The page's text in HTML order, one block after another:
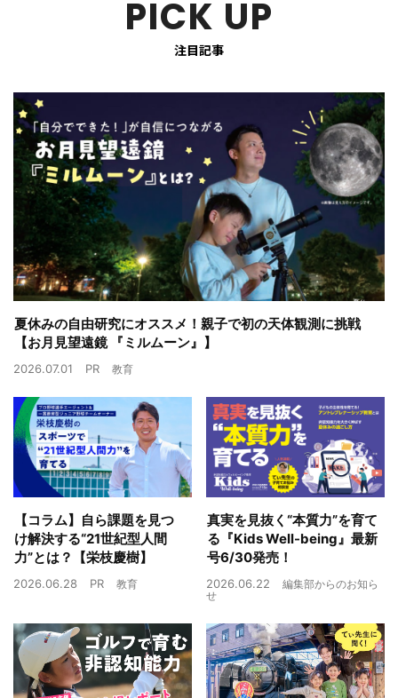
PICK UP
注目記事
夏休みの自由研究にオススメ！親子で初の天体観測に挑戦
【お月見望遠鏡 『ミルムーン』】
2026.07.01 PR 教育
【コラム】自ら課題を見つ
け解決する“21世紀型人間
力”とは？【栄枝慶樹】
2026.06.28 PR 教育
真実を見抜く“本質力”を育て
る『Kids Well-being』最新
号6/30発売！
2026.06.22
編集部からのお知ら
せ